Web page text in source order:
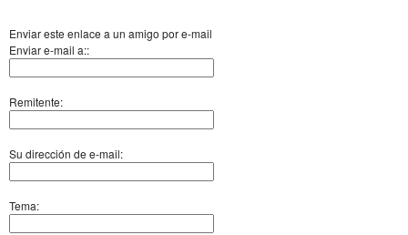
Enviar este enlace a un amigo por e-mail
Enviar e-mail a::
Remitente:
Su dirección de e-mail:
Tema: